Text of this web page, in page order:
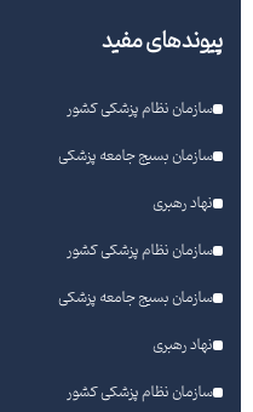
پیوندهای مفید
سازمان نظام پزشکی کشور
سازمان بسیج جامعه پزشکی
نهاد رهبری
سازمان نظام پزشکی کشور
سازمان بسیج جامعه پزشکی
نهاد رهبری
سازمان نظام پزشکی کشور